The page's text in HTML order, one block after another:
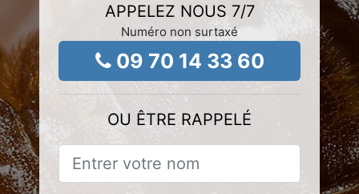
APPELEZ NOUS 7/7
Numéro non surtaxé
09 70 14 33 60
OU ÊTRE RAPPELÉ